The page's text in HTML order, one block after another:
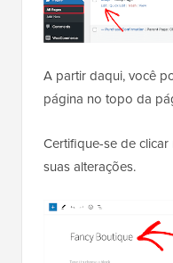
A partir daqui, você
página no topo da
Certifique-se de clicar
suas alterações.